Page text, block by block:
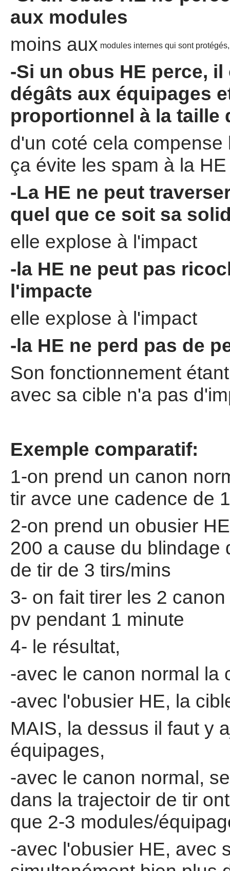
aux modules
moins aux modules internes qui sont
-Si un obus HE perce,
dégâts aux équipages
proportionnel à la taille
d'un coté cela
ça évite les spam à la
-La HE ne peut
quel que ce soit sa
elle explose à l'impact
-la HE ne peut pas
l'impacte
elle explose à l'impact
-la HE ne perd pas de
Son fonctionnement
avec sa cible n'a pas
Exemple comparatif:
1-on prend un canon
tir avce une cadence de
2-on prend un obusier
200 a cause du blindage
de tir de 3 tirs/mins
3- on fait tirer les 2
pv pendant 1 minute
4- le résultat,
-avec le canon normal la
-avec l'obusier HE, la
MAIS, la dessus il faut y
équipages,
-avec le canon normal,
dans la trajectoir de tir
que 2-3 modules/
-avec l'obusier HE, avec